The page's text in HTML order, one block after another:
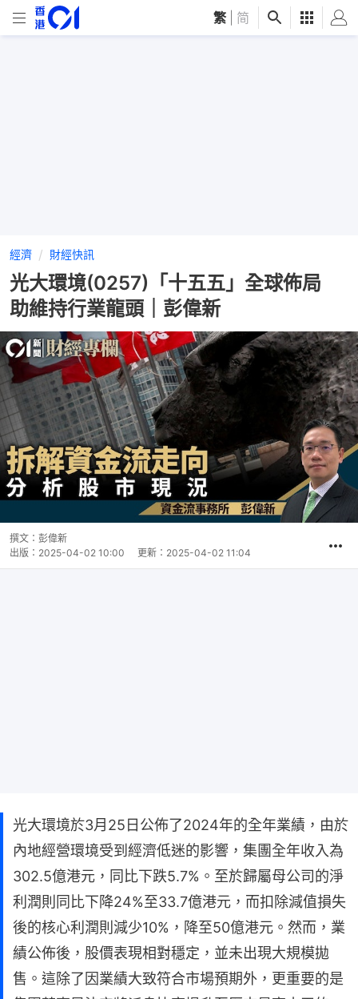
繁 简
經濟 財經快訊
光大環境(0257)「十五五」全球佈局
助維持行業龍頭｜彭偉新
撰文： 彭偉新
出版： 2025-04-02 10:00 更新： 2025-04-02 11:04
光大環境於3月25日公佈了2024年的全年業績，由於
內地經營環境受到經濟低迷的影響，集團全年收入為
302.5億港元，同比下跌5.7%。至於歸屬母公司的淨
利潤則同比下降24%至33.7億港元，而扣除減值損失
後的核心利潤則減少10%，降至50億港元。然而，業
績公佈後，股價表現相對穩定，並未出現大規模拋
售。這除了因業績大致符合市場預期外，更重要的是